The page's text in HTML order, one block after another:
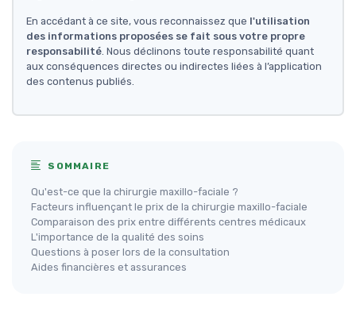
En accédant à ce site, vous reconnaissez que l'utilisation
des informations proposées se fait sous votre propre
responsabilité . Nous déclinons toute responsabilité quant
aux conséquences directes ou indirectes liées à l’application
des contenus publiés.
SOMMAIRE
Qu'est-ce que la chirurgie maxillo-faciale ?
Facteurs influençant le prix de la chirurgie maxillo-faciale
Comparaison des prix entre différents centres médicaux
L'importance de la qualité des soins
Questions à poser lors de la consultation
Aides financières et assurances